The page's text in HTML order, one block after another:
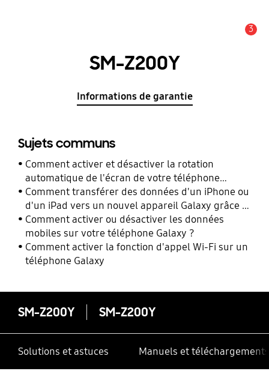
3
SM-Z200Y
Informations de garantie
Sujets communs
Comment activer et désactiver la rotation
automatique de l'écran de votre téléphone
Galaxy ?
Comment transférer des données d'un iPhone ou
d'un iPad vers un nouvel appareil Galaxy grâce à
Smart Switch ?
Comment activer ou désactiver les données
mobiles sur votre téléphone Galaxy ?
Comment activer la fonction d'appel Wi-Fi sur un
téléphone Galaxy
SM-Z200Y SM-Z200Y
Solutions et astuces Manuels et téléchargements